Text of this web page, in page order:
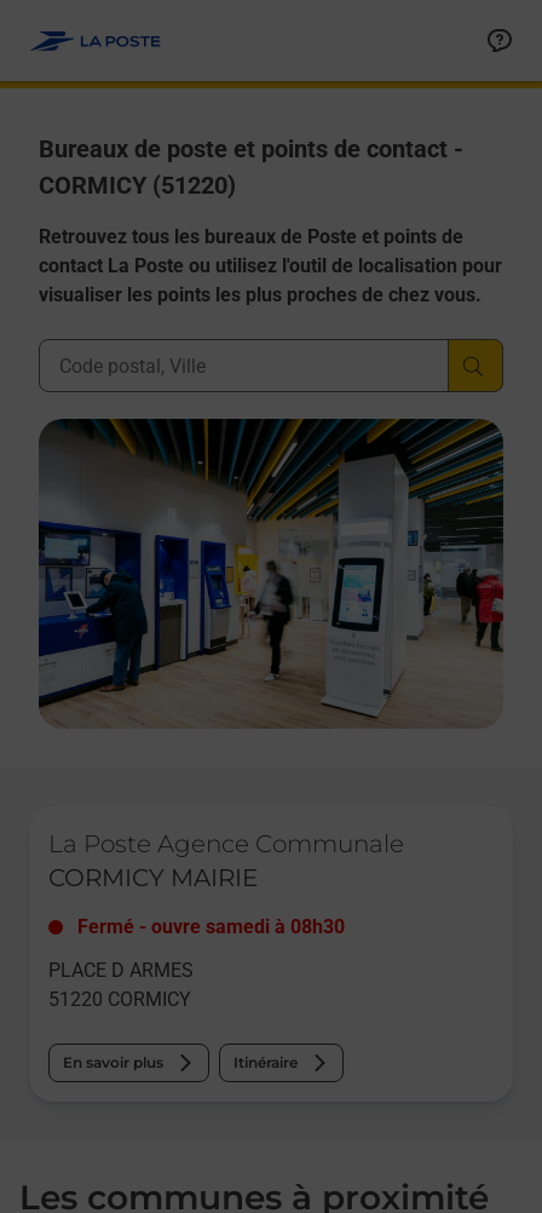
Bureaux de poste et points de contact -
CORMICY (51220)
Retrouvez tous les bureaux de Poste et points de
contact La Poste ou utilisez l'outil de localisation pour
visualiser les points les plus proches de chez vous.
Ville, Département, Code Postal
La Poste Agence Communale
CORMICY MAIRIE
Fermé - ouvre samedi à 08h30
PLACE D ARMES
51220 CORMICY
En savoir plus Itinéraire
Les communes à proximité